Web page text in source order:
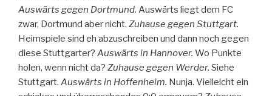
Auswärts gegen Dortmund. Auswärts liegt dem FC
zwar, Dortmund aber nicht. Zuhause gegen Stuttgart.
Heimspiele sind eh abzuschreiben und dann noch gegen
diese Stuttgarter? Auswärts in Hannover. Wo Punkte
holen, wenn nicht da? Zuhause gegen Werder. Siehe
Stuttgart. Auswärts in Hoffenheim. Nunja. Vielleicht ein